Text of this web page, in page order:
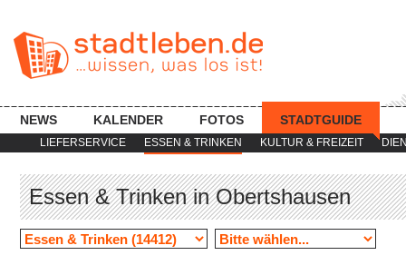
LIEFERSERVICE ESSEN & TRINKEN KULTUR & FREIZEIT
NEWS KALENDER FOTOS STADTGUIDE
Essen & Trinken in Obertshausen